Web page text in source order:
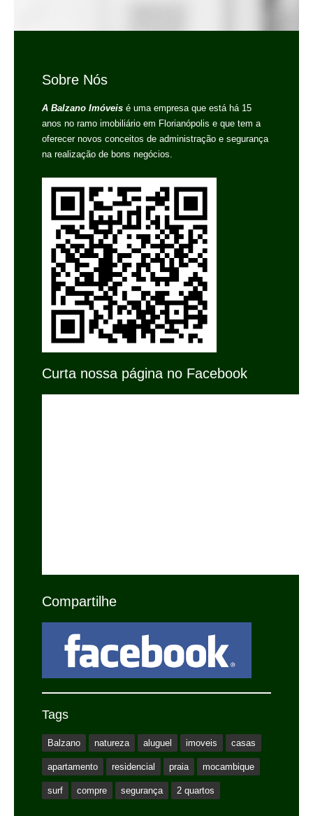
Sobre Nós
A Balzano Imóveis é uma empresa que está há 15
anos no ramo imobiliário em Florianópolis e que tem a
oferecer novos conceitos de administração e segurança
na realização de bons negócios.
Curta nossa página no Facebook
Compartilhe
Tags
Balzano natureza aluguel imoveis casas
apartamento residencial praia mocambique
surf compre segurança 2 quartos